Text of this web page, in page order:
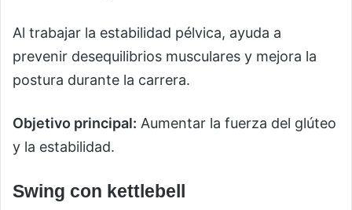
Al trabajar la estabilidad pélvica, ayuda a
prevenir desequilibrios musculares y mejora la
postura durante la carrera.
Objetivo principal: Aumentar la fuerza del glúteo
y la estabilidad.
Swing con kettlebell